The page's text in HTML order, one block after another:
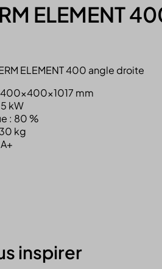
ELEMENT
ELEMENT 400 angle droite
400x400x1017 mm
kW
: 80 %
kg
inspirer